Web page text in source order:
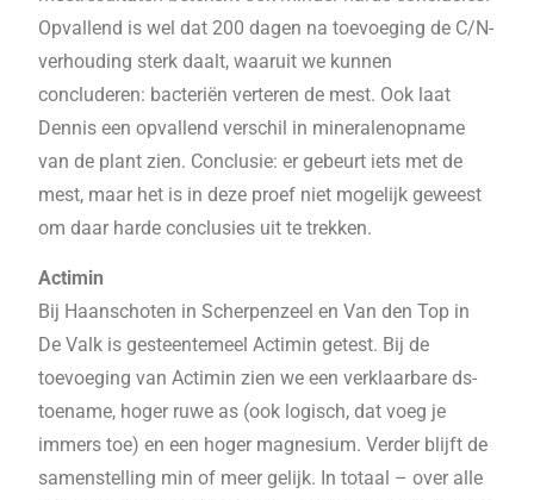
Opvallend is wel dat 200 dagen na toevoeging de C/N-
verhouding sterk daalt, waaruit we kunnen
concluderen: bacteriën verteren de mest. Ook laat
Dennis een opvallend verschil in mineralenopname
van de plant zien. Conclusie: er gebeurt iets met de
mest, maar het is in deze proef niet mogelijk geweest
om daar harde conclusies uit te trekken.
Actimin
Bij Haanschoten in Scherpenzeel en Van den Top in
De Valk is gesteentemeel Actimin getest. Bij de
toevoeging van Actimin zien we een verklaarbare ds-
toename, hoger ruwe as (ook logisch, dat voeg je
immers toe) en een hoger magnesium. Verder blijft de
samenstelling min of meer gelijk. In totaal – over alle